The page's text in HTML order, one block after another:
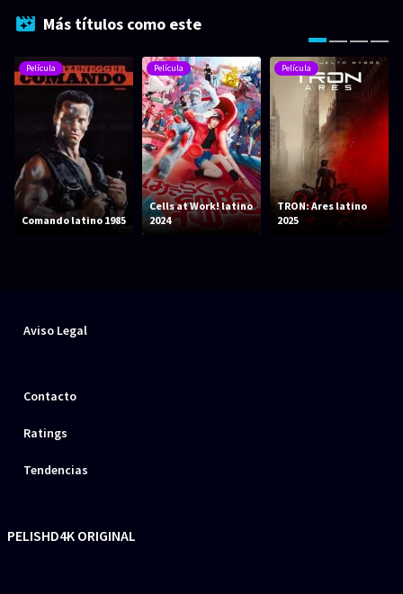
Más títulos como este
Película
Comando latino 1985
Película
Cells at Work! latino
2024
Película
TRON: Ares latino
2025
Aviso Legal
Contacto
Ratings
Tendencias
PELISHD4K ORIGINAL